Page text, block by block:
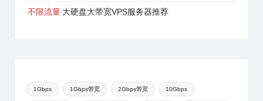
不限流量 大硬盘大带宽VPS服务器推荐
1Gbps 1Gbps带宽 2Gbps带宽 10Gbps